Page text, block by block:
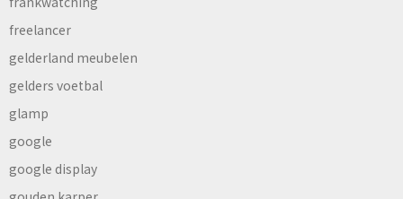
freelancer
gelderland meubelen
gelders voetbal
glamp
google
google display